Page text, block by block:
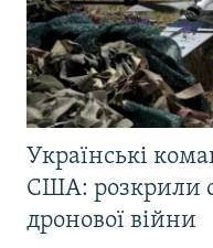
Українські
США: розкрили
дронової війни